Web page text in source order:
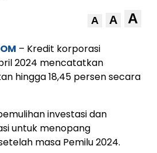
A A A
– Kredit korporasi
2024 mencatatkan
hingga 18,45 persen secara
investasi dan
untuk menopang
masa Pemilu 2024.